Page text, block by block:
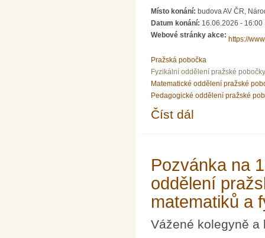
Místo konání: budova AV ČR,
Datum konání: 16.06.2026 - 16:00
Webové stránky akce:
https://
Pražská pobočka
Fyzikální oddělení pražské pobočky
Matematické oddělení pražské
Pedagogické oddělení pražské
Číst dál
Pozvánka na
oddělení
matematiků a
Vážené kolegyně a